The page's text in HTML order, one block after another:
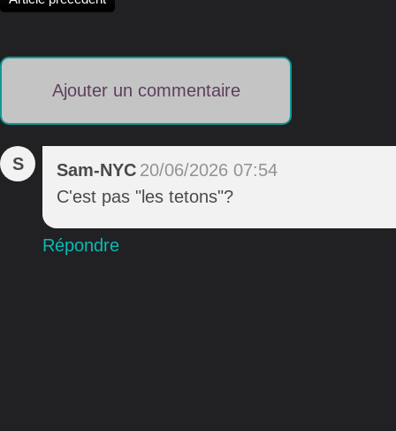
Ajouter un commentaire
S Sam-NYC 20/06/2026 07:54
C'est pas "les tetons"?
Répondre